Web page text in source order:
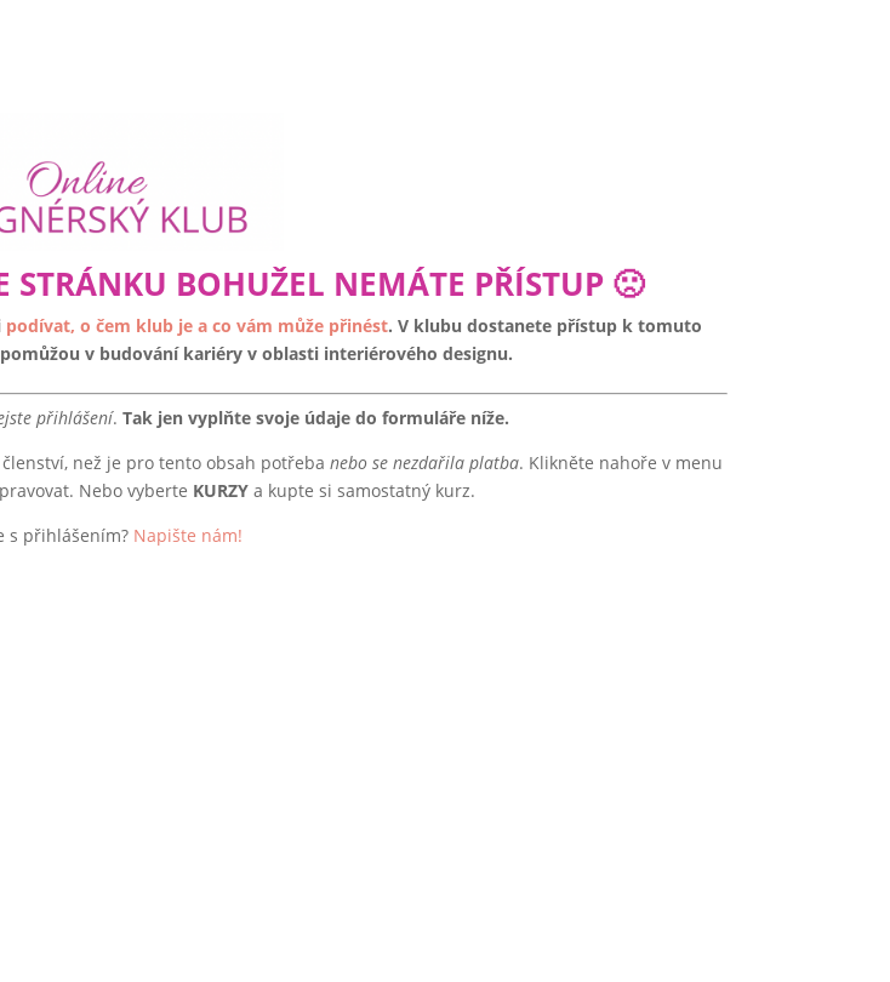
STRÁNKU BOHUŽEL NEMÁTE PŘÍSTUP 🙁
podívat, o čem klub je a co vám může přinést. V klubu dostanete přístup k tomuto
v budování kariéry v oblasti interiérového designu.
přihlášení. Tak jen vyplňte svoje údaje do formuláře níže.
členství, než je pro tento obsah potřeba nebo se nezdařila platba. Klikněte nahoře v menu
Nebo vyberte KURZY a kupte si samostatný kurz.
s přihlášením? Napište nám!